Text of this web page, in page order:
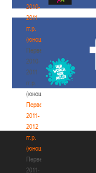
2010-
2011
гг.р.
(юноши)
Первенство
2010-
2011
гг.р.
(юноши)
Первенство
2011-
2012
гг.р.
(юноши)
Первенство
2011-